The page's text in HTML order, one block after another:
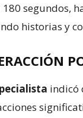
180 segundos,
historias y
indicó